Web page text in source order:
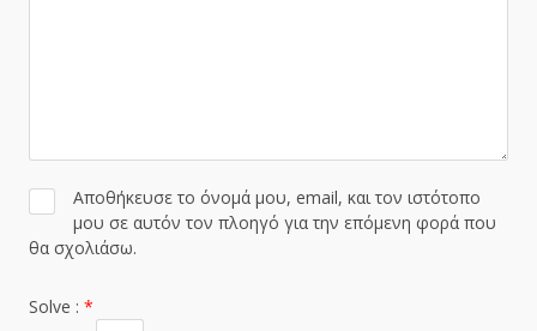
Αποθήκευσε το όνομά μου, email, και τον ιστότοπο
μου σε αυτόν τον πλοηγό για την επόμενη φορά που
θα σχολιάσω.
Solve : *